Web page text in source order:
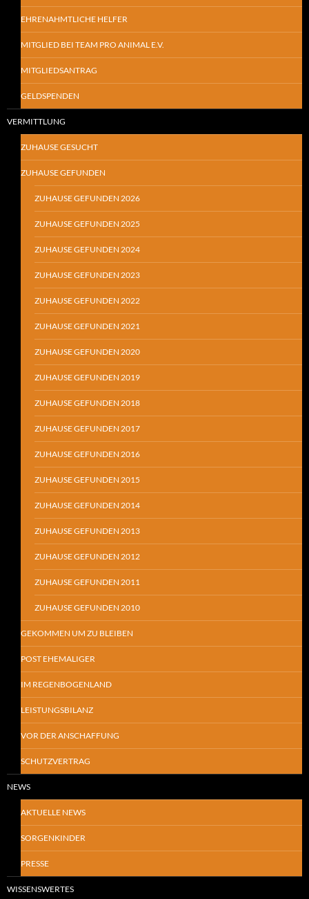
EHRENAHMTLICHE HELFER
MITGLIED BEI TEAM PRO ANIMAL E.V.
MITGLIEDSANTRAG
GELDSPENDEN
VERMITTLUNG
ZUHAUSE GESUCHT
ZUHAUSE GEFUNDEN
ZUHAUSE GEFUNDEN 2026
ZUHAUSE GEFUNDEN 2025
ZUHAUSE GEFUNDEN 2024
ZUHAUSE GEFUNDEN 2023
ZUHAUSE GEFUNDEN 2022
ZUHAUSE GEFUNDEN 2021
ZUHAUSE GEFUNDEN 2020
ZUHAUSE GEFUNDEN 2019
ZUHAUSE GEFUNDEN 2018
ZUHAUSE GEFUNDEN 2017
ZUHAUSE GEFUNDEN 2016
ZUHAUSE GEFUNDEN 2015
ZUHAUSE GEFUNDEN 2014
ZUHAUSE GEFUNDEN 2013
ZUHAUSE GEFUNDEN 2012
ZUHAUSE GEFUNDEN 2011
ZUHAUSE GEFUNDEN 2010
GEKOMMEN UM ZU BLEIBEN
POST EHEMALIGER
IM REGENBOGENLAND
LEISTUNGSBILANZ
VOR DER ANSCHAFFUNG
SCHUTZVERTRAG
NEWS
AKTUELLE NEWS
SORGENKINDER
PRESSE
WISSENSWERTES